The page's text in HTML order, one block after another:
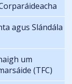
agus Slándála
um
(TFC)